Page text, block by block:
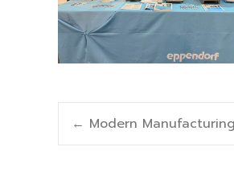
Post
← Modern